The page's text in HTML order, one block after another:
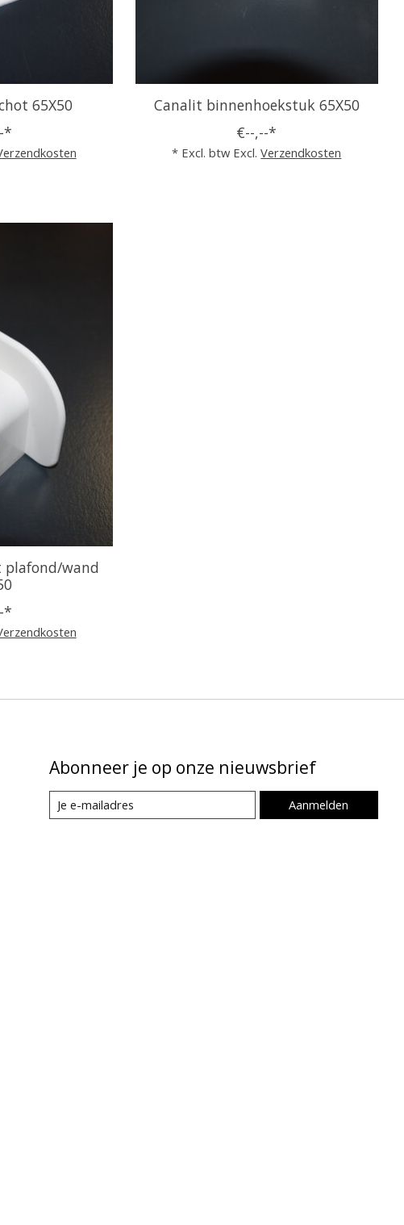
65X50
*
Canalit binnenhoekstuk 65X50
€--,--*
* Excl. btw Excl.Verzendkosten
plafond/wand
*
Abonneer je op onze nieuwsbrief
Aanmelden